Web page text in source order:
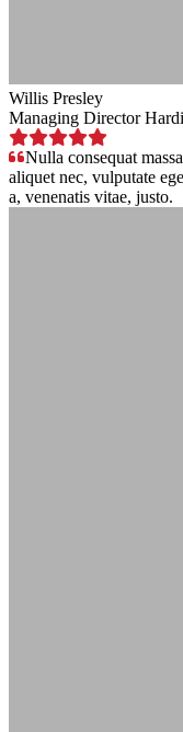
Willis Presley
Managing Director
Nulla consequat
aliquet nec, vulputate
a, venenatis vitae, justo.